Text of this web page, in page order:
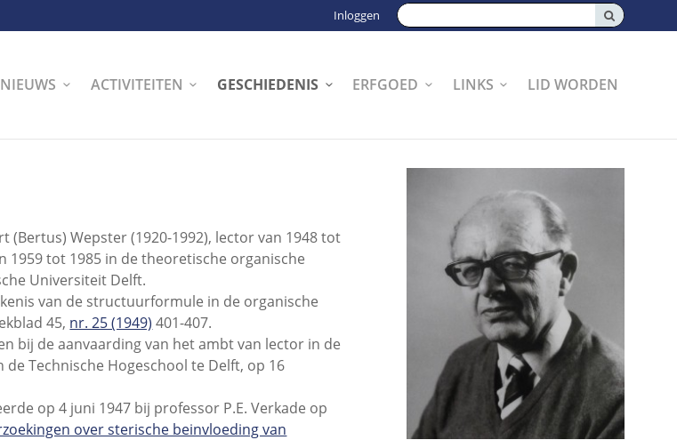
Zoeken:
Inloggen
NIEUWS ACTIVITEITEN GESCHIEDENIS ERFGOED LINKS LID WORDEN
(Bertus) Wepster (1920-1992), lector van 1948 tot
1959 tot 1985 in de theoretische organische
Universiteit Delft.
van de structuurformule in de organische
45, nr. 25 (1949) 401-407.
bij de aanvaarding van het ambt van lector in de
de Technische Hogeschool te Delft, op 16
op 4 juni 1947 bij professor P.E. Verkade op
over sterische beinvloeding van